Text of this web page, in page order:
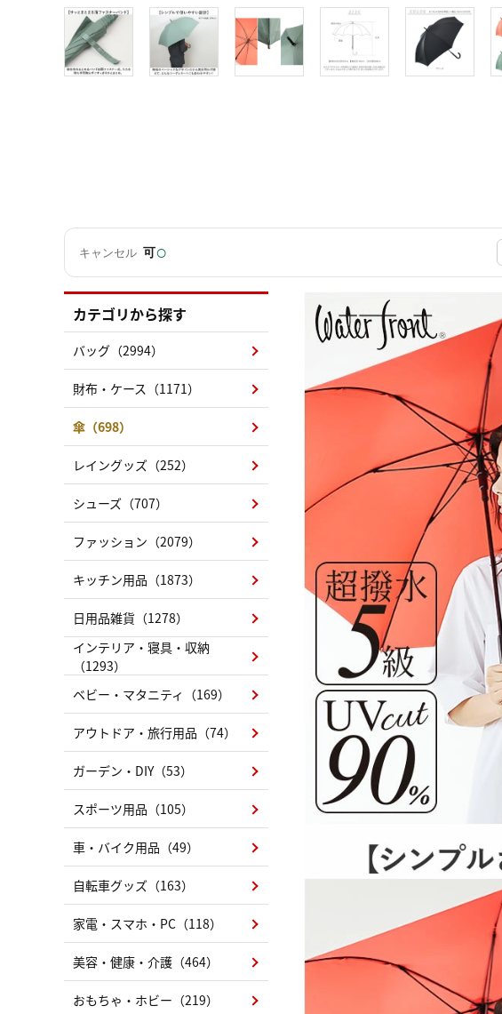
キャンセル 可○
カテゴリから探す
バッグ（2994）
財布・ケース（1171）
傘（698）
レイングッズ（252）
シューズ（707）
ファッション（2079）
キッチン用品（1873）
日用品雑貨（1278）
インテリア・寝具・収納
（1293）
ベビー・マタニティ（169）
アウトドア・旅行用品（74）
ガーデン・DIY（53）
スポーツ用品（105）
車・バイク用品（49）
自転車グッズ（163）
家電・スマホ・PC（118）
美容・健康・介護（464）
おもちゃ・ホビー（219）